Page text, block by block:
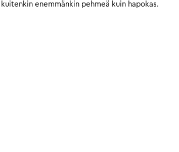
enemmänkin pehmeä kuin hapokas.